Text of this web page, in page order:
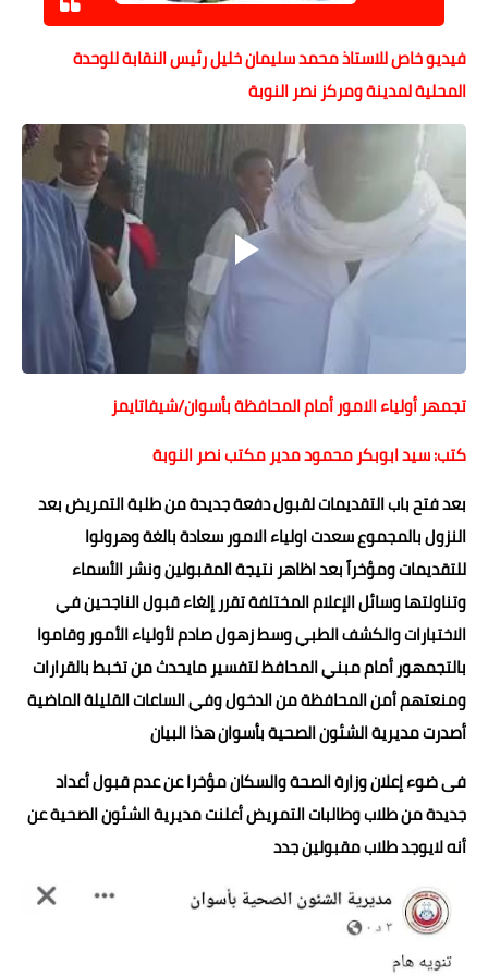
حوادث وقضايا
خدمات
الصحه والجمال
فن المطبخ
مقالات
فيديو خاص للاستاذ محمد سليمان خليل رئيس النقابة للوحدة
المحلية لمدينة ومركز نصر النوبة
تجمهر أولياء الامور أمام المحافظة بأسوان/شيفاتايمز
كتب: سيد ابوبكر محمود مدير مكتب نصر النوبة
بعد فتح باب التقديمات لقبول دفعة جديدة من طلبة التمريض بعد
النزول بالمجموع سعدت اولياء الامور سعادة بالغة وهرولوا
للتقديمات ومؤخراً بعد اظاهر نتيجة المقبولين ونشر الأسماء
وتناولتها وسائل الإعلام المختلفة تقرر إلغاء قبول الناجحين في
الاختبارات والكشف الطبي وسط زهول صادم لأولياء الأمور وقاموا
بالتجمهور أمام مبني المحافظ لتفسير مايحدث من تخبط بالقرارات
ومنعتهم أمن المحافظة من الدخول وفي الساعات القليلة الماضية
أصدرت مديرية الشئون الصحية بأسوان هذا البيان
فى ضوء إعلان وزارة الصحة والسكان مؤخرا عن عدم قبول أعداد
جديدة من طلاب وطالبات التمريض أعلنت مديرية الشئون الصحية عن
أنه لايوجد طلاب مقبولين جدد